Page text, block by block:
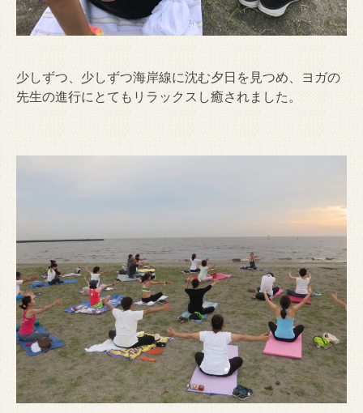
少しずつ、少しずつ海岸線に沈む夕日を見つめ、ヨガの
先生の進行にとてもリラックスし癒されました。